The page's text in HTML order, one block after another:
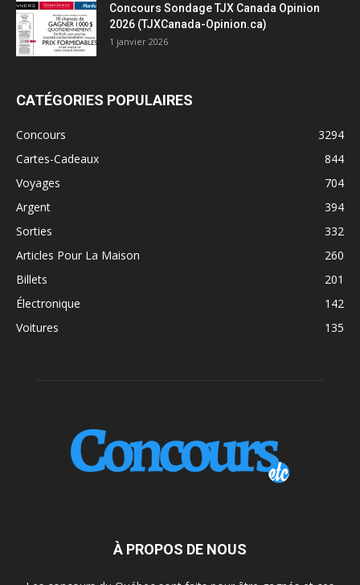
Concours Sondage TJX Canada Opinion
2026 (TJXCanada-Opinion.ca)
1 janvier 2026
CATÉGORIES POPULAIRES
Concours
3294
Cartes-Cadeaux
844
Voyages
704
Argent
394
Sorties
332
Articles Pour La Maison
260
Billets
201
Électronique
142
Voitures
135
À PROPOS DE NOUS